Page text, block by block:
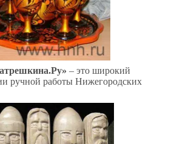
– это широкий
ручной работы Нижегородских